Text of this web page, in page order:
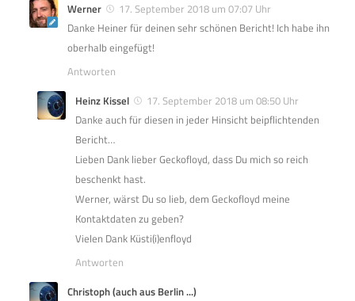
Werner
17. September 2018 um 07:07 Uhr
Danke Heiner für deinen sehr schönen Bericht! Ich habe ihn
oberhalb eingefügt!
Antworten
Heinz Kissel
17. September 2018 um 08:50 Uhr
Danke auch für diesen in jeder Hinsicht beipflichtenden
Bericht…
Lieben Dank lieber Geckofloyd, dass Du mich so reich
beschenkt hast.
Werner, wärst Du so lieb, dem Geckofloyd meine
Kontaktdaten zu geben?
Vielen Dank Küsti(i)enfloyd
Antworten
Christoph (auch aus Berlin ...)